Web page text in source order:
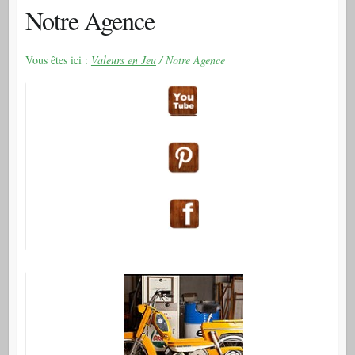
Notre Agence
Vous êtes ici : Valeurs en Jeu/ Notre Agence